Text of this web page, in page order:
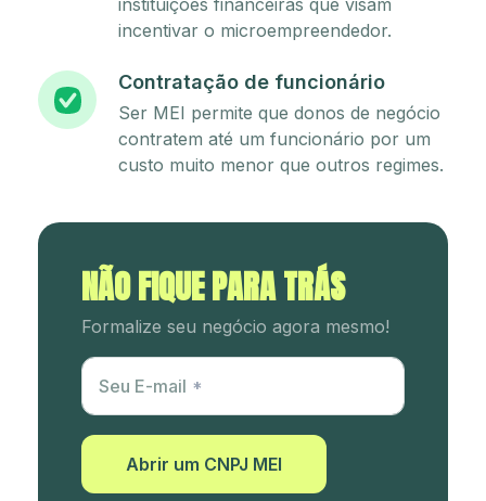
instituições financeiras que visam
incentivar o microempreendedor.
Contratação de funcionário
Ser MEI permite que donos de negócio
contratem até um funcionário por um
custo muito menor que outros regimes.
NÃO FIQUE PARA TRÁS
Formalize seu negócio agora mesmo!
Utm Content
Seu E-mail
Abrir um CNPJ MEI